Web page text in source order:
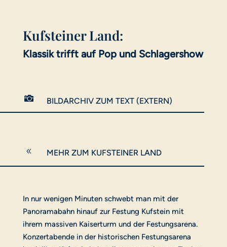
Kufsteiner Land:
Klassik trifft auf Pop und Schlagershow
 BILDARCHIV ZUM TEXT (EXTERN)
8 MEHR ZUM KUFSTEINER LAND
In nur wenigen Minuten schwebt man mit der
Panoramabahn hinauf zur Festung Kufstein mit
ihrem massiven Kaiserturm und der Festungsarena.
Konzertabende in der historischen Festungsarena